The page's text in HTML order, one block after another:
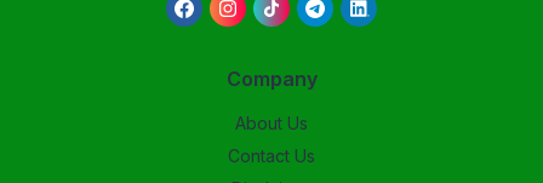
Company
About Us
Contact Us